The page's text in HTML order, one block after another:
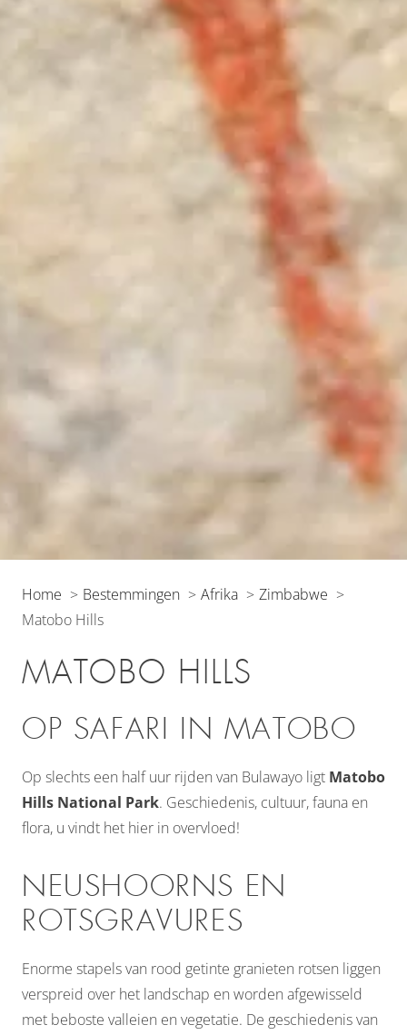
Home Bestemmingen Afrika
Zimbabwe
Matobo Hills
MATOBO HILLS
OP SAFARI IN MATOBO
Op slechts een half uur rijden van Bulawayo ligt Matobo
Hills National Park. Geschiedenis, cultuur, fauna en
flora, u vindt het hier in overvloed!
NEUSHOORNS EN
ROTSGRAVURES
Enorme stapels van rood getinte granieten rotsen liggen
verspreid over het landschap en worden afgewisseld
met beboste valleien en vegetatie. De geschiedenis van